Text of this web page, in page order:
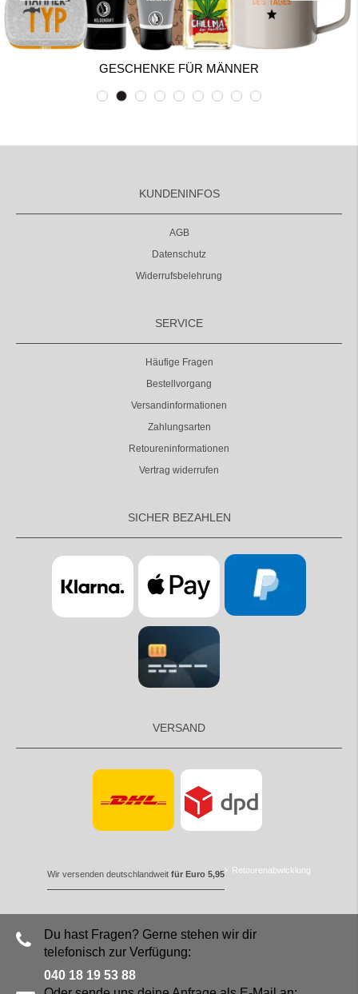
GESCHENKE FÜR MÄNNER
KUNDENINFOS
AGB
Datenschutz
Widerrufsbelehrung
SERVICE
Häufige Fragen
Bestellvorgang
Versandinformationen
Zahlungsarten
Retoureninformationen
Vertrag widerrufen
SICHER BEZAHLEN
VERSAND
Wir versenden deutschlandweit für Euro 5,95 Retourenabwicklung
Du hast Fragen? Gerne stehen wir dir
telefonisch zur Verfügung:
040 18 19 53 88